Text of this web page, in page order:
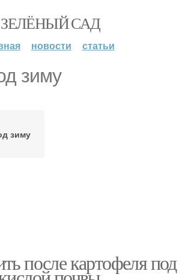
ЗЕЛЁНЫЙ САД
новости статьи
зиму
зиму
после картофеля под